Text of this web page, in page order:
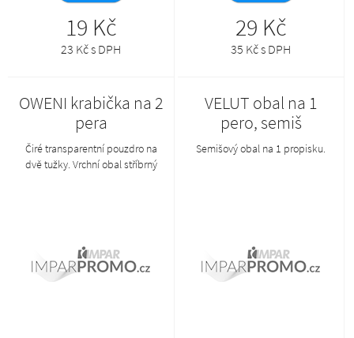
19 Kč
23 Kč s DPH
29 Kč
35 Kč s DPH
OWENI krabička na 2
pera
Čiré transparentní pouzdro na
dvě tužky. Vrchní obal stříbrný
VELUT obal na 1
pero, semiš
Semišový obal na 1 propisku.